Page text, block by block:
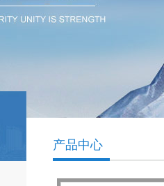
产品中心